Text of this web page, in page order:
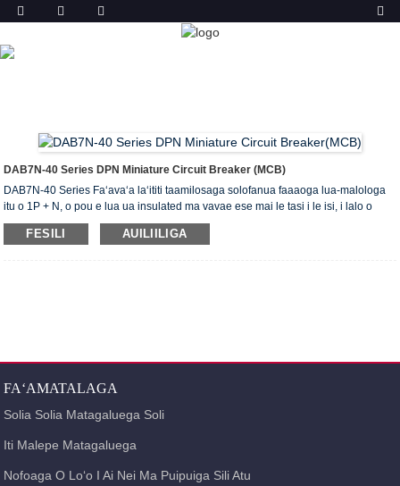
OLOA
DAB7N-40 Series DPN Miniature Circuit Breaker (MCB)
DAB7N-40 Series Faʻavaʻa laʻititi taamilosaga solofanua faaaoga lua-malologa
itu o 1P + N, o pou e lua ua insulated ma vavae ese mai le tasi i le isi, i lalo o
gaioiga faʻasolosolo, N-pou taimi uma o le a faia muamua ma malepe mulimuli
ane, lea e faʻamaonia eletise eletise fafagaina mafai o pou puipuia, faʻapea foi
FESILI AUILIILIGA
FAʻAMATALAGA
Solia Solia Matagaluega Soli
Iti Malepe Matagaluega
Nofoaga O Loʻo I Ai Nei Ma Puipuiga Sili Atu